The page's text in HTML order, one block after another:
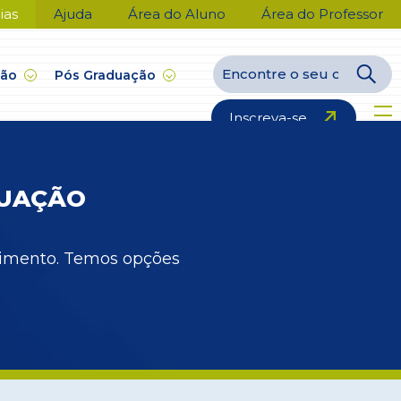
Ajuda Área do Aluno Área do Professor
Pós Graduação
Inscreva-se
Temos opções